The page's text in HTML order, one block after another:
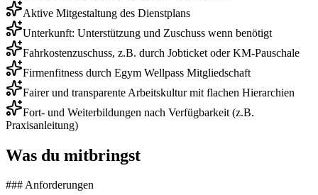
Aktive Mitgestaltung des Dienstplans
Unterkunft: Unterstützung und Zuschuss wenn benötigt
Fahrkostenzuschuss, z.B. durch Jobticket oder KM-Pauschale
Firmenfitness durch Egym Wellpass Mitgliedschaft
Fairer und transparente Arbeitskultur mit flachen Hierarchien
Fort- und Weiterbildungen nach Verfügbarkeit (z.B.
Praxisanleitung)
Was du mitbringst
### Anforderungen